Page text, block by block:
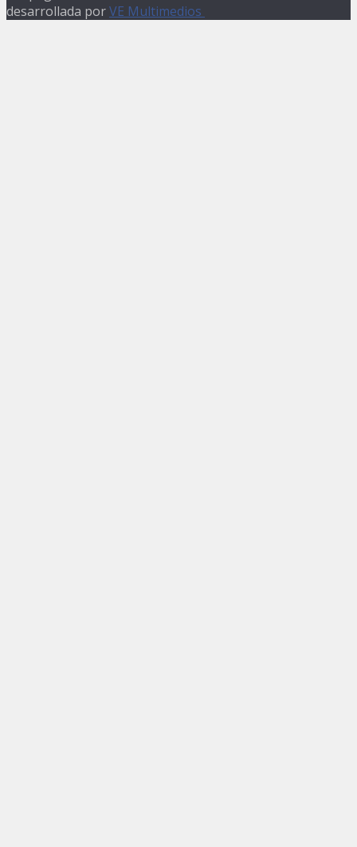
desarrollada porVE Multimedios